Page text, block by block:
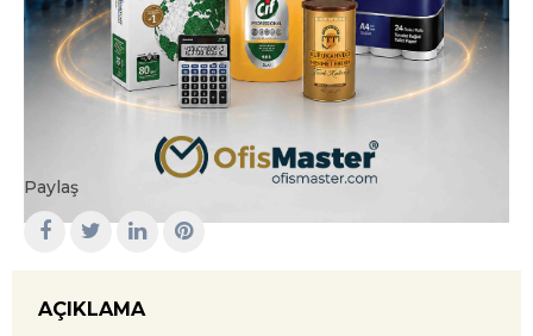
Paylaş
AÇIKLAMA